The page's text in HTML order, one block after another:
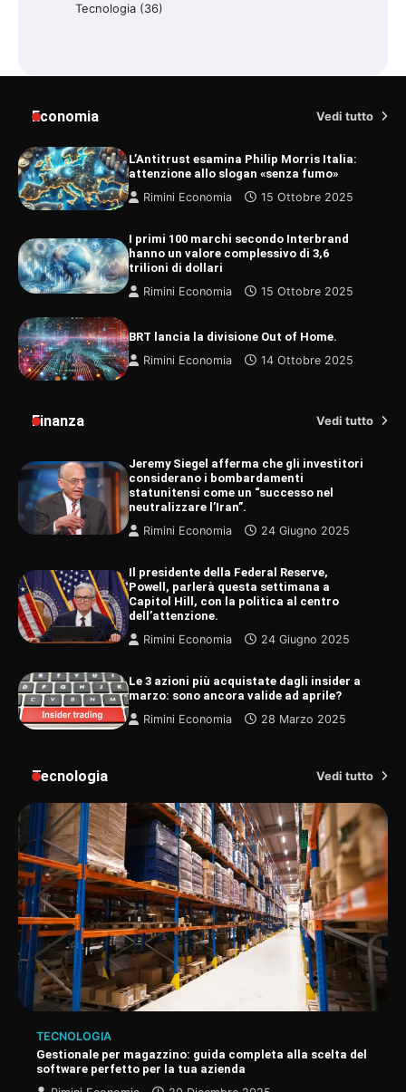
Tecnologia (36)
Economia Vedi tutto
L’Antitrust esamina Philip Morris Italia:
attenzione allo slogan «senza fumo»
Rimini Economia
15 Ottobre 2025
I primi 100 marchi secondo Interbrand
hanno un valore complessivo di 3,6
trilioni di dollari
Rimini Economia
15 Ottobre 2025
BRT lancia la divisione Out of Home.
Rimini Economia
14 Ottobre 2025
Finanza Vedi tutto
Jeremy Siegel afferma che gli investitori
considerano i bombardamenti
statunitensi come un “successo nel
neutralizzare l’Iran”.
Rimini Economia
24 Giugno 2025
Il presidente della Federal Reserve,
Powell, parlerà questa settimana a
Capitol Hill, con la politica al centro
dell’attenzione.
Rimini Economia
24 Giugno 2025
Le 3 azioni più acquistate dagli insider a
marzo: sono ancora valide ad aprile?
Rimini Economia
28 Marzo 2025
Tecnologia Vedi tutto
TECNOLOGIA
Gestionale per magazzino: guida completa alla scelta del
software perfetto per la tua azienda